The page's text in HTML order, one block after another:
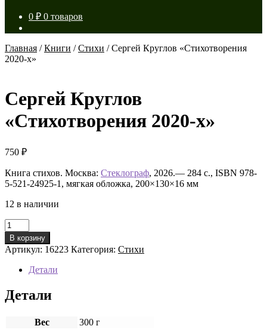
0 ₽ 0 товаров
Главная /Книги /Стихи /Сергей Круглов «Стихотворения
2020-х»
Сергей Круглов
«Стихотворения 2020-х»
750 ₽
Книга стихов. Москва: Стеклограф, 2026.— 284 с., ISBN 978-
5-521-24925-1, мягкая обложка, 200×130×16 мм
12 в наличии
Количество
товара
Сергей
Круглов
«Стихотворения
х»
В корзину
Артикул: 16223 Категория: Стихи
Детали
Детали
Вес
300 г